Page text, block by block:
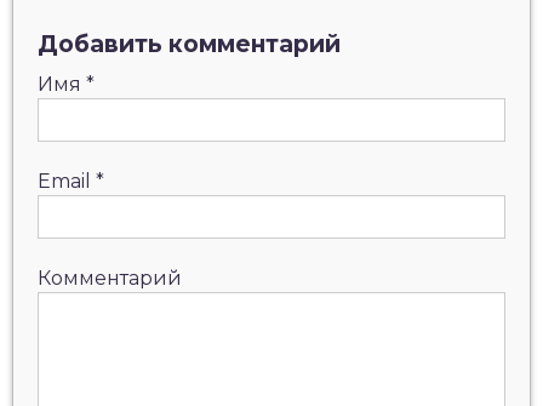
Добавить комментарий
Имя *
Email *
Комментарий